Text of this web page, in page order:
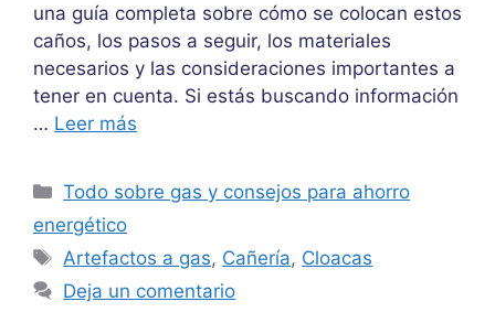
una guía completa sobre cómo se colocan estos
caños, los pasos a seguir, los materiales
necesarios y las consideraciones importantes a
tener en cuenta. Si estás buscando información
… Leer más
Categorías
Todo sobre gas y consejos para ahorro
energético
Etiquetas
Artefactos a gas, Cañería, Cloacas
Deja un comentario